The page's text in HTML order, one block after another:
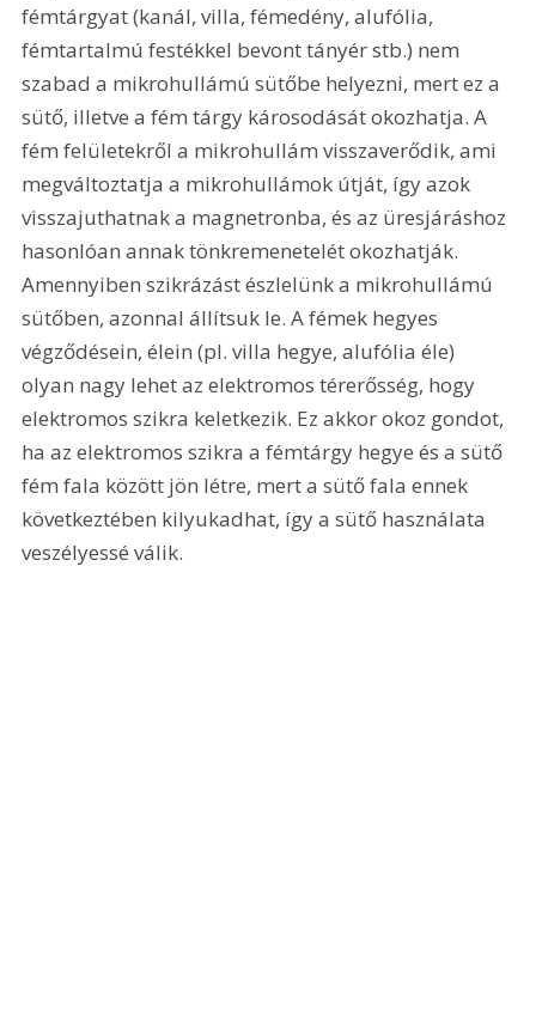
fémtárgyat (kanál, villa, fémedény, alufólia,
fémtartalmú festékkel bevont tányér stb.) nem
szabad a mikrohullámú sütőbe helyezni, mert ez a
sütő, illetve a fém tárgy károsodását okozhatja. A
fém felületekről a mikrohullám visszaverődik, ami
megváltoztatja a mikrohullámok útját, így azok
visszajuthatnak a magnetronba, és az üresjáráshoz
hasonlóan annak tönkremenetelét okozhatják.
Amennyiben szikrázást észlelünk a mikrohullámú
sütőben, azonnal állítsuk le. A fémek hegyes
végződésein, élein (pl. villa hegye, alufólia éle)
olyan nagy lehet az elektromos térerősség, hogy
elektromos szikra keletkezik. Ez akkor okoz gondot,
ha az elektromos szikra a fémtárgy hegye és a sütő
fém fala között jön létre, mert a sütő fala ennek
következtében kilyukadhat, így a sütő használata
veszélyessé válik.